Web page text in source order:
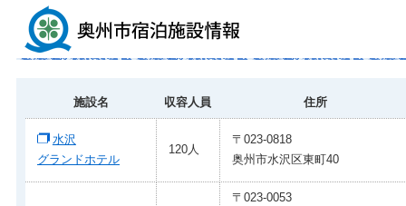
施設名 収容人員 住所
水沢
グランドホテル
120人
〒023-0818
奥州市水沢区東町40
〒023-0053